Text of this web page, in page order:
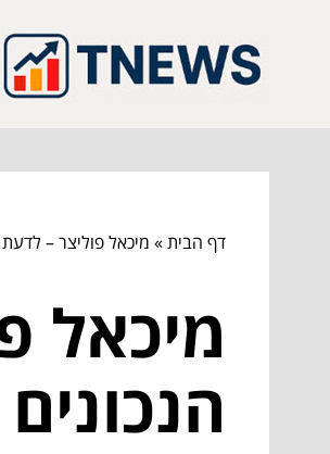
דף הבית» מיכאל פוליצר –
מיכאל
הנכונים